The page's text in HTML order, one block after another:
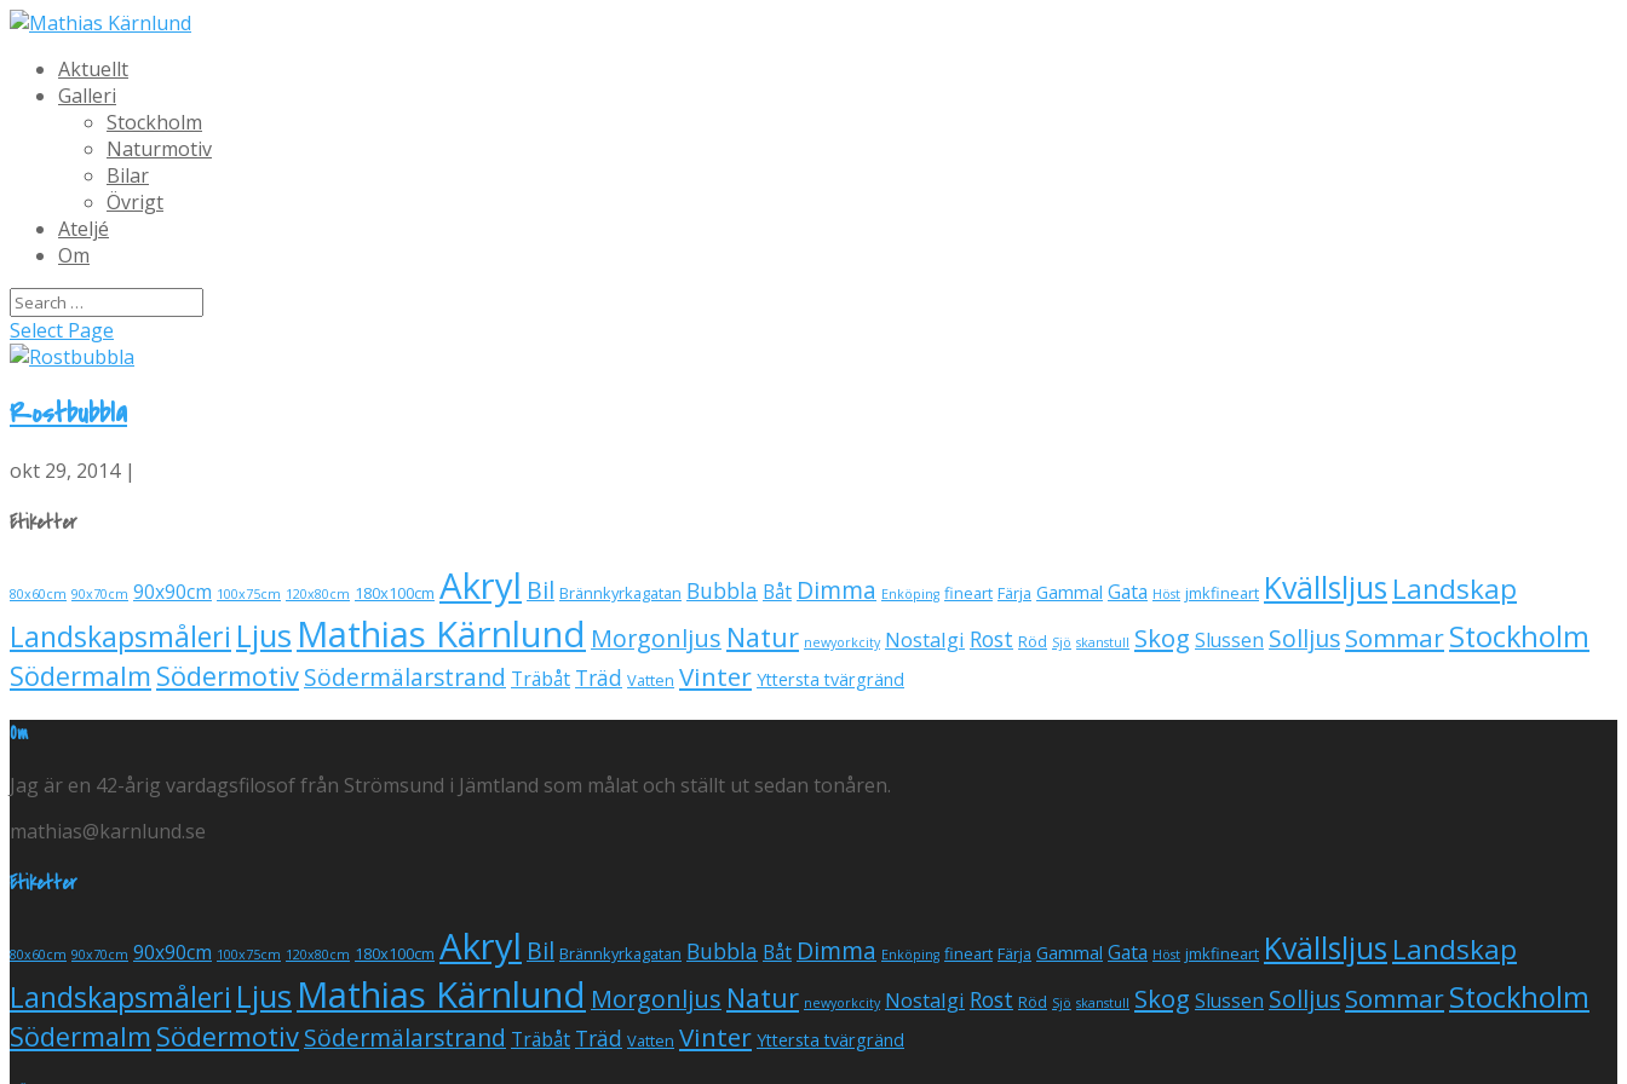
Aktuellt
Galleri
Stockholm
Naturmotiv
Bilar
Övrigt
Ateljé
Om
Select Page
Rostbubbla
okt 29, 2014 |
Etiketter
80x60cm 90x70cm 90x90cm 100x75cm 120x80cm 180x100cm Akryl Bil Brännkyrkagatan Bubbla Båt Dimma Enköping fineart Färja Gammal Gata Höst jmkfineart Kvällsljus Landskap
Landskapsmåleri Ljus Mathias Kärnlund Morgonljus Natur newyorkcity Nostalgi Rost Röd Sjö skanstull Skog Slussen SolljusSommarStockholm
Södermalm SödermotivSödermälarstrand Träbåt Träd Vatten Vinter Yttersta tvärgränd
Om
Jag är en 42-årig vardagsfilosof från Strömsund i Jämtland som målat och ställt ut sedan tonåren.
mathias@karnlund.se
Etiketter
80x60cm 90x70cm 90x90cm 100x75cm 120x80cm 180x100cm Akryl Bil Brännkyrkagatan Bubbla Båt Dimma Enköping fineart Färja Gammal Gata Höst jmkfineart Kvällsljus Landskap
Landskapsmåleri Ljus Mathias Kärnlund Morgonljus Natur newyorkcity Nostalgi Rost Röd Sjö skanstull Skog Slussen SolljusSommarStockholm
Södermalm SödermotivSödermälarstrand Träbåt Träd Vatten Vinter Yttersta tvärgränd